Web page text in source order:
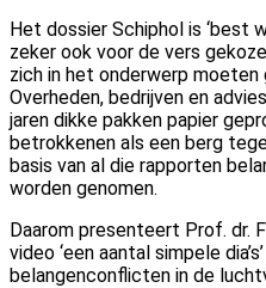
Het dossier Schiphol is ‘best
zeker ook voor de vers
zich in het onderwerp moeten
Overheden, bedrijven en
jaren dikke pakken papier
betrokkenen als een berg
basis van al die rapporten
worden genomen.
Daarom presenteert Prof. dr.
video ‘een aantal simpele
belangenconflicten in de